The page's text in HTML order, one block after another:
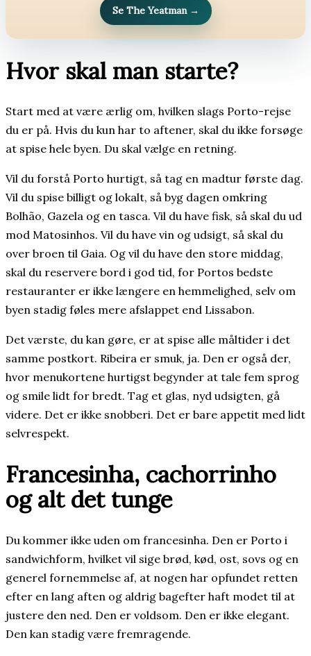
Se The Yeatman →
Hvor skal man starte?
Start med at være ærlig om, hvilken slags Porto-rejse
du er på. Hvis du kun har to aftener, skal du ikke forsøge
at spise hele byen. Du skal vælge en retning.
Vil du forstå Porto hurtigt, så tag en madtur første dag.
Vil du spise billigt og lokalt, så byg dagen omkring
Bolhão, Gazela og en tasca. Vil du have fisk, så skal du ud
mod Matosinhos. Vil du have vin og udsigt, så skal du
over broen til Gaia. Og vil du have den store middag,
skal du reservere bord i god tid, for Portos bedste
restauranter er ikke længere en hemmelighed, selv om
byen stadig føles mere afslappet end Lissabon.
Det værste, du kan gøre, er at spise alle måltider i det
samme postkort. Ribeira er smuk, ja. Den er også der,
hvor menukortene hurtigst begynder at tale fem sprog
og smile lidt for bredt. Tag et glas, nyd udsigten, gå
videre. Det er ikke snobberi. Det er bare appetit med lidt
selvrespekt.
Francesinha, cachorrinho
og alt det tunge
Du kommer ikke uden om francesinha. Den er Porto i
sandwichform, hvilket vil sige brød, kød, ost, sovs og en
generel fornemmelse af, at nogen har opfundet retten
efter en lang aften og aldrig bagefter haft modet til at
justere den ned. Den er voldsom. Den er ikke elegant.
Den kan stadig være fremragende.